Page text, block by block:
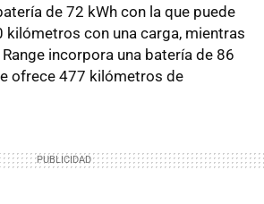
de 72 kWh con la que puede
kilómetros con una carga, mientras
incorpora una batería de 86
ofrece 477 kilómetros de